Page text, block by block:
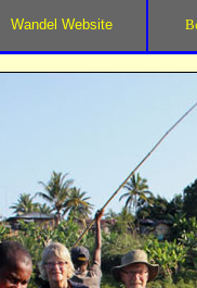
Wandel Website